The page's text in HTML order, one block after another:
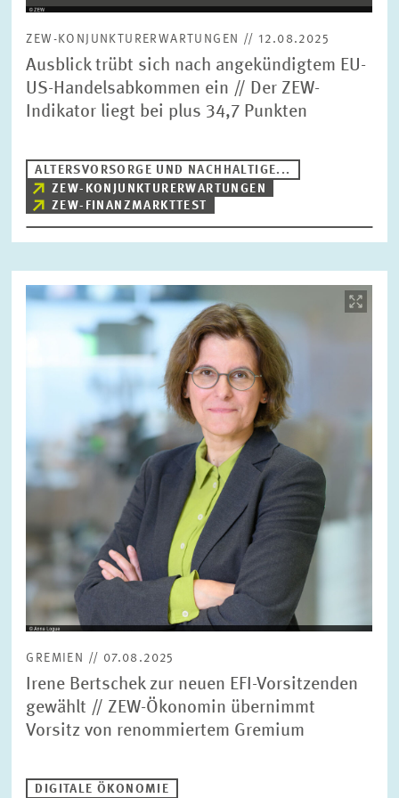
ZEW-KONJUNKTURERWARTUNGEN // 12.08.2025
Ausblick trübt sich nach angekündigtem EU-
US-Handelsabkommen ein // Der ZEW-
Indikator liegt bei plus 34,7 Punkten
ALTERSVORSORGE UND NACHHALTIGE...
ZEW-KONJUNKTURERWARTUNGEN
ZEW-FINANZMARKTTEST
öffnet
vergrößerter
GREMIEN // 07.08.2025
Irene Bertschek zur neuen EFI-Vorsitzenden
gewählt // ZEW-Ökonomin übernimmt
Vorsitz von renommiertem Gremium
DIGITALE ÖKONOMIE